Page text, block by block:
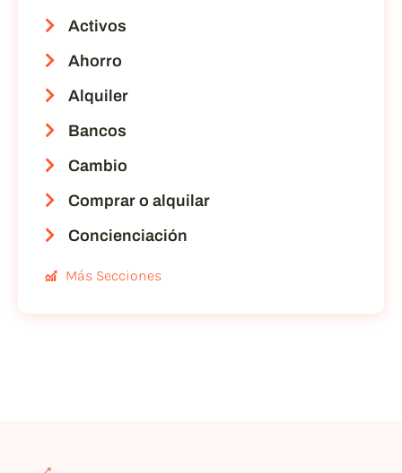
Activos
Ahorro
Alquiler
Bancos
Cambio
Comprar o alquilar
Concienciación
Más Secciones